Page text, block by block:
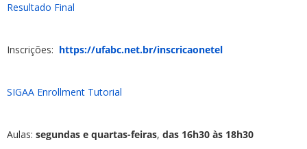
Resultado Final
Inscrições: https://ufabc.net.br/inscricaonetel
SIGAA Enrollment Tutorial
Aulas: segundas e quartas-feiras, das 16h30 às 18h30